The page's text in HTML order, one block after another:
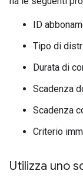
ID
Tipo di
Durata di
Scadenza
Scadenza
Criterio
Utilizza uno